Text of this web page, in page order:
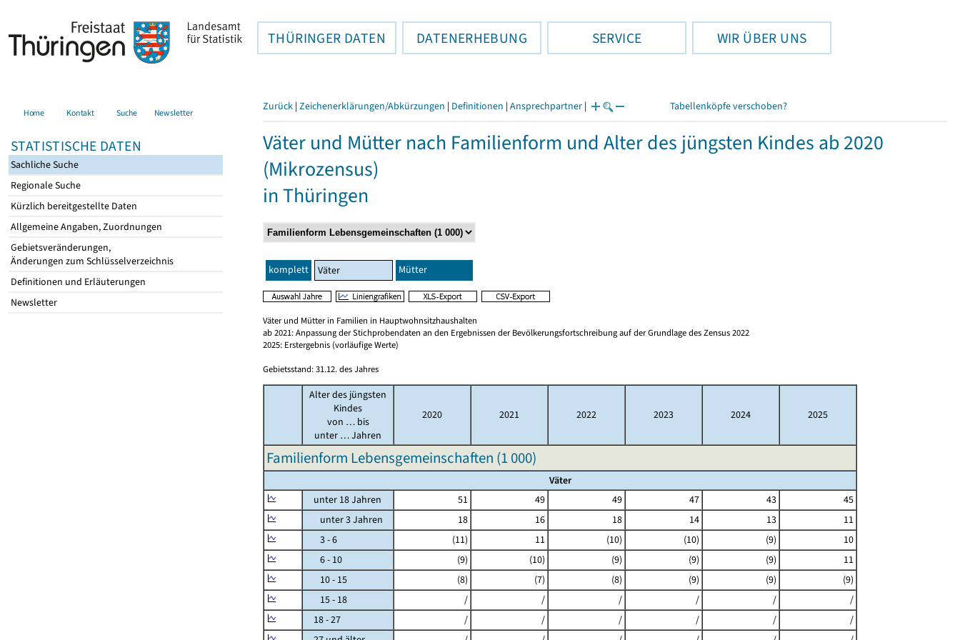
THÜRINGER DATEN DATENERHEBUNG SERVICE WIR ÜBER UNS
Home Kontakt Suche Newsletter
STATISTISCHE DATEN
Sachliche Suche
Regionale Suche
Kürzlich bereitgestellte Daten
Allgemeine Angaben, Zuordnungen
Gebietsveränderungen,
Änderungen zum Schlüsselverzeichnis
Definitionen und Erläuterungen
Newsletter
Zurück | Zeichenerklärungen/Abkürzungen | Definitionen | Ansprechpartner | Tabellenköpfe verschoben?
Väter und Mütter nach Familienform und Alter des jüngsten Kindes ab 2020
(Mikrozensus)
in Thüringen
komplett Väter Mütter
Väter und Mütter in Familien in Hauptwohnsitzhaushalten
ab 2021: Anpassung der Stichprobendaten an den Ergebnissen der Bevölkerungsfortschreibung auf der Grundlage des Zensus 2022
2025: Erstergebnis (vorläufige Werte)
Gebietsstand: 31.12. des Jahres
Alter des jüngsten
Kindes
von … bis
unter … Jahren
2020 2021 2022 2023 2024 2025
Familienform Lebensgemeinschaften (1 000)
Väter
unter 18 Jahren
51 49 49 47 43
45
unter 3 Jahren
18 16 18 14 13
11
3 - 6
(11) 11 (10) (10) (9)
10
6 - 10
(9) (10) (9) (9) (9)
11
10 - 15
(8) (7) (8) (9) (9)
(9)
15 - 18
/ / / / /
/
18 - 27
/ / / / /
/